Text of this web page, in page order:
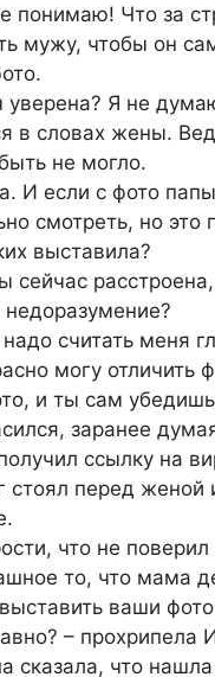
понимаю! Что за
мужу, чтобы он
Я не
в словах жены.
не могло.
И если с фото
смотреть, но
выставила?
сейчас
считать меня
могу отличить
и ты сам
заранее
ссылку на
стоял перед женой
что не
то, что мама
ваши
– прохрипела
сказала, что